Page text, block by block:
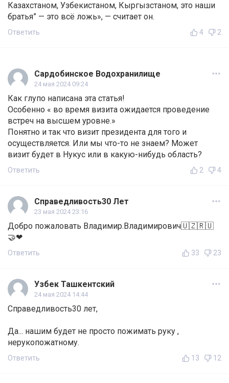
Казахстаном, Узбекистаном, Кыргызстаном, это наши
братья” — это всё ложь», — считает он.
Ответить 4 2
Сардобинское Водохранилище
24 мая 2024 09:24
Как глупо написана эта статья!
Особенно « во время визита ожидается проведение
встреч на высшем уровне.»
Понятно и так что визит президента для того и
осуществляется. Или мы что-то не знаем? Может
визит будет в Нукус или в какую-нибудь область?
Ответить 2 4
Справедливость30 Лет
23 мая 2024 23:16
Добро пожаловать Владимир.Владимирович🇺🇿🇷🇺
🤝❤
Ответить 33 23
Узбек Ташкентский
24 мая 2024 14:44
Справедливость30 лет,
Да... нашим будет не просто пожимать руку ,
нерукопожатному.
Ответить 13 12